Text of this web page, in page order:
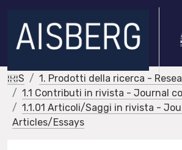
IRIS
1. Prodotti della ricerca -
1.1 Contributi in rivista - Journal
1.1.01 Articoli/Saggi in rivista -
Articles/Essays